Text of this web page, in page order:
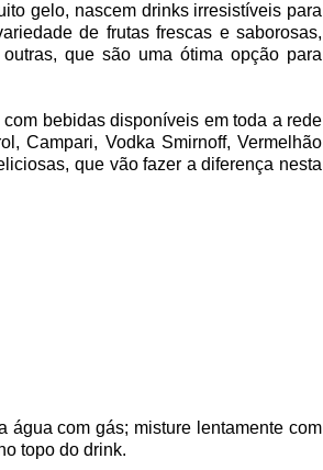
gelo, nascem drinks irresistíveis para
de frutas frescas e saborosas,
que são uma ótima opção para
bebidas disponíveis em toda a rede
Campari, Vodka Smirnoff, Vermelhão
que vão fazer a diferença nesta
com gás; misture lentamente com
topo do drink.